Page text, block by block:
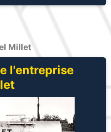
Millet
l'entreprise